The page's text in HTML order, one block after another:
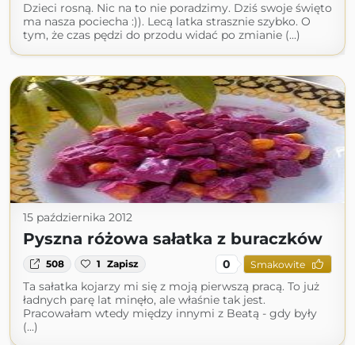
Dzieci rosną. Nic na to nie poradzimy. Dziś swoje święto
ma nasza pociecha :)). Lecą latka strasznie szybko. O
tym, że czas pędzi do przodu widać po zmianie (...)
15 października 2012
Pyszna różowa sałatka z buraczków
508 1 Zapisz 0 Smakowite
Ta sałatka kojarzy mi się z moją pierwszą pracą. To już
ładnych parę lat minęło, ale właśnie tak jest.
Pracowałam wtedy między innymi z Beatą - gdy były
(...)